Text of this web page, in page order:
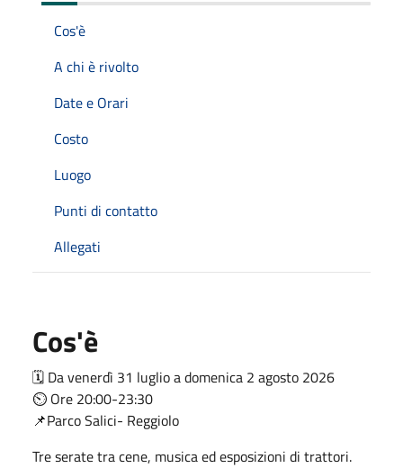
Cos'è
A chi è rivolto
Date e Orari
Costo
Luogo
Punti di contatto
Allegati
Cos'è
🗓 Da venerdì 31 luglio a domenica 2 agosto 2026
⏲ Ore 20:00-23:30
📌Parco Salici- Reggiolo
Tre serate tra cene, musica ed esposizioni di trattori.